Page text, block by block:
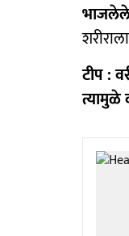
टीप :
त्यामुळे